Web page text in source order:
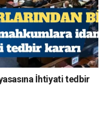
İhtiyati tedbir